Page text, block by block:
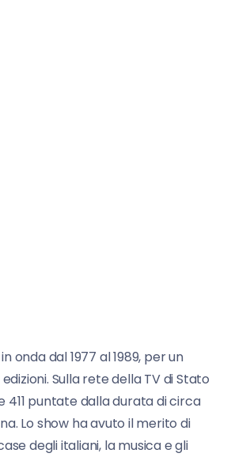
onda dal 1977 al 1989, per un
Sulla rete della TV di Stato
puntate dalla durata di circa
Lo show ha avuto il merito di
degli italiani, la musica e gli